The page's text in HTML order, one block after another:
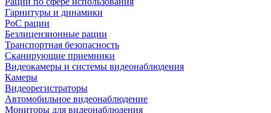
Гарнитуры и динамики
PoC рации
Безлицензионные рации
Транспортная безопасность
Сканирующие приемники
Видеокамеры и системы видеонаблюдения
Камеры
Видеорегистраторы
Автомобильное видеонаблюдение
Мониторы для видеонаблюдения